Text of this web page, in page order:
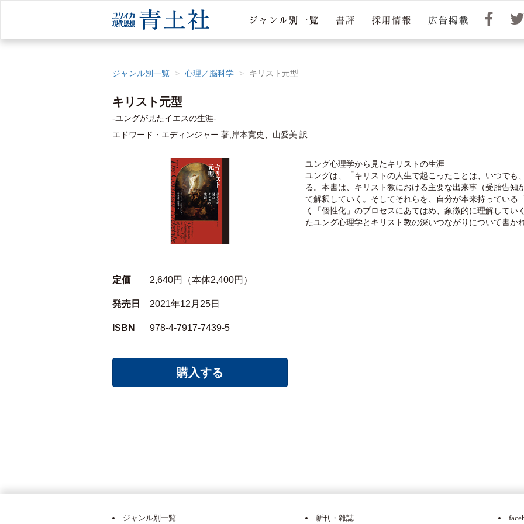
ジャンル別一覧 心理／脳科学 キリスト元型
キリスト元型
-ユングが見たイエスの生涯-
エドワード・エディンジャー 著,岸本寛史、山愛美 訳
定価 2,640円（本体2,400円）
発売日 2021年12月25日
ISBN 978-4-7917-7439-5
購入する
ユング心理学から見たキリストの生涯
ユングは、「キリストの人生で起こったことは、いつでも
る。本書は、キリスト教における主要な出来事（受胎告知
て解釈していく。そしてそれらを、自分が本来持っている
く「個性化」のプロセスにあてはめ、象徴的に理解してい
たユング心理学とキリスト教の深いつながりについて書か
ジャンル別一覧 新刊・雑誌